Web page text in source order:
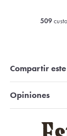
509
Compartir
Opiniones